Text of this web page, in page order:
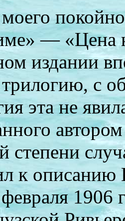
— «Цена
издании
с
эта не
степени
к описанию